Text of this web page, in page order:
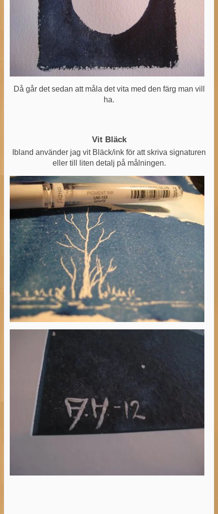
Då går det sedan att måla det vita med den färg man vill
ha.
Vit Bläck
Ibland använder jag vit Bläck/ink för att skriva signaturen
eller till liten detalj på målningen.